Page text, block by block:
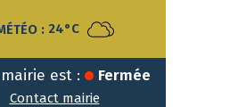
: 24°C
est : Fermée
Contact mairie